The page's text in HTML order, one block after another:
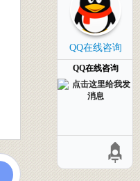
QQ在线咨询
QQ在线咨询